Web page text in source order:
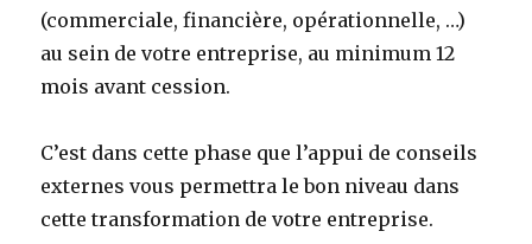
(commerciale, financière, opérationnelle, …)
au sein de votre entreprise, au minimum 12
mois avant cession.
C’est dans cette phase que l’appui de conseils
externes vous permettra le bon niveau dans
cette transformation de votre entreprise.